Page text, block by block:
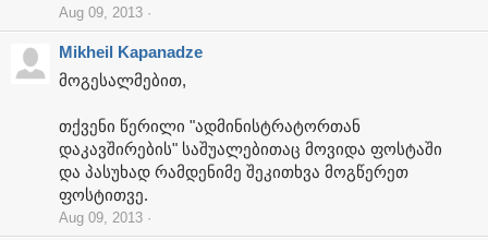
Aug 09, 2013
Mikheil Kapanadze
მოგესალმებით,
თქვენი წერილი "ადმინისტრატორთან
დაკავშირების" საშუალებითაც მოვიდა ფოსტაში
და პასუხად რამდენიმე შეკითხვა მოგწერეთ
ფოსტითვე.
Aug 09, 2013